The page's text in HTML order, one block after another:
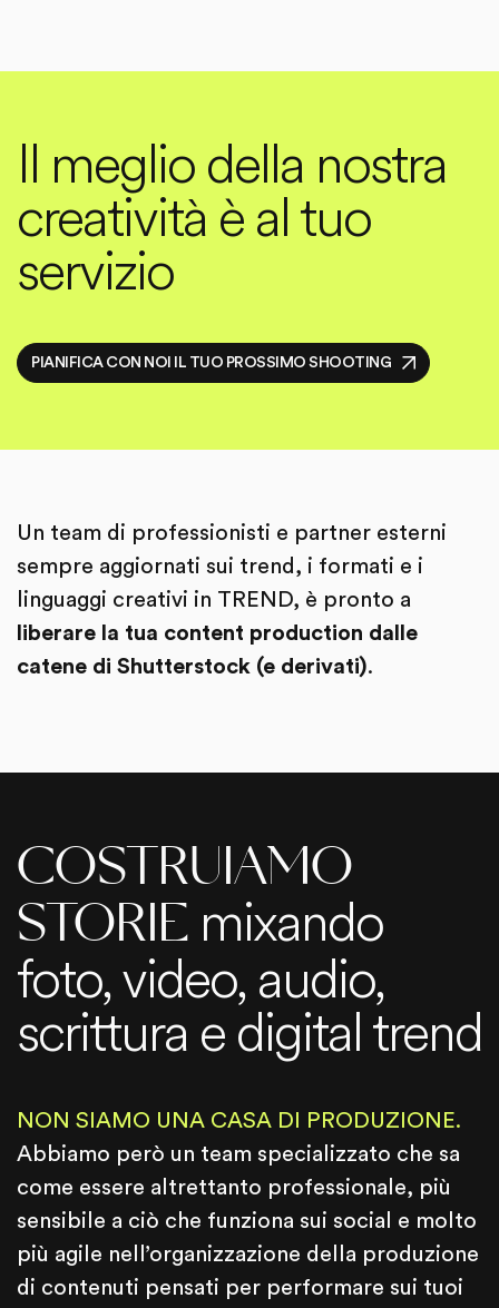
Il meglio della nostra
creatività è al tuo
servizio
PIANIFICA CON NOI IL TUO PROSSIMO SHOOTING
Un team di professionisti e partner esterni
sempre aggiornati sui trend, i formati e i
linguaggi creativi in TREND, è pronto a
liberare la tua content production dalle
catene di Shutterstock (e derivati).
COSTRUIAMO
STORIE mixando
foto, video, audio,
scrittura e digital trend
NON SIAMO UNA CASA DI PRODUZIONE.
Abbiamo però un team specializzato che sa
come essere altrettanto professionale, più
sensibile a ciò che funziona sui social e molto
più agile nell’organizzazione della produzione
di contenuti pensati per performare sui tuoi